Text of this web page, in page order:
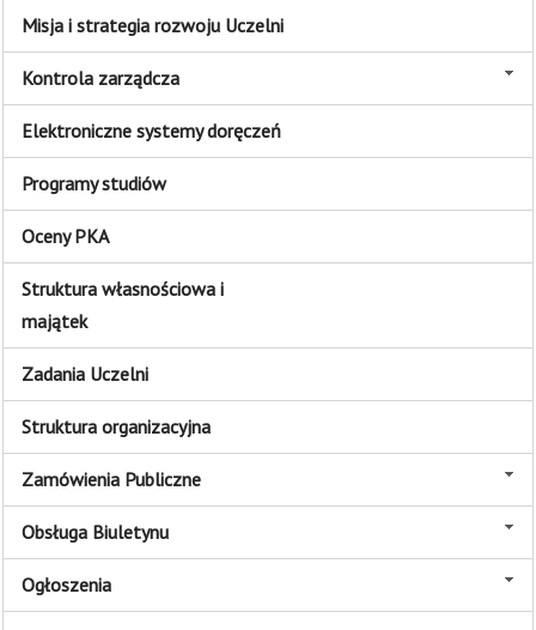
Misja i strategia rozwoju Uczelni
Kontrola zarządcza
Elektroniczne systemy doręczeń
Programy studiów
Oceny PKA
Struktura własnościowa i
majątek
Zadania Uczelni
Struktura organizacyjna
Zamówienia Publiczne
Obsługa Biuletynu
Ogłoszenia